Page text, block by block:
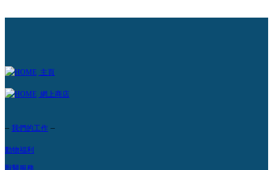
主頁
網上商店
– 我們的工作 –
動物福利